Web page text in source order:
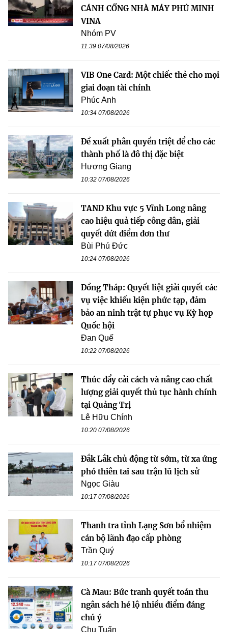
CÁNH CỔNG NHÀ MÁY PHÚ MINH
VINA
Nhóm PV
11:39 07/08/2026
VIB One Card: Một chiếc thẻ cho mọi
giai đoạn tài chính
Phúc Anh
10:34 07/08/2026
Đề xuất phân quyền triệt để cho các
thành phố là đô thị đặc biệt
Hương Giang
10:32 07/08/2026
TAND Khu vực 5 Vĩnh Long nâng
cao hiệu quả tiếp công dân, giải
quyết dứt điểm đơn thư
Bùi Phú Đức
10:24 07/08/2026
Đồng Tháp: Quyết liệt giải quyết các
vụ việc khiếu kiện phức tạp, đảm
bảo an ninh trật tự phục vụ Kỳ họp
Quốc hội
Đan Quế
10:22 07/08/2026
Thúc đẩy cải cách và nâng cao chất
lượng giải quyết thủ tục hành chính
tại Quảng Trị
Lê Hữu Chính
10:20 07/08/2026
Đắk Lắk chủ động từ sớm, từ xa ứng
phó thiên tai sau trận lũ lịch sử
Ngọc Giàu
10:17 07/08/2026
Thanh tra tỉnh Lạng Sơn bổ nhiệm
cán bộ lãnh đạo cấp phòng
Trần Quý
10:17 07/08/2026
Cà Mau: Bức tranh quyết toán thu
ngân sách hé lộ nhiều điểm đáng
chú ý
Chu Tuấn